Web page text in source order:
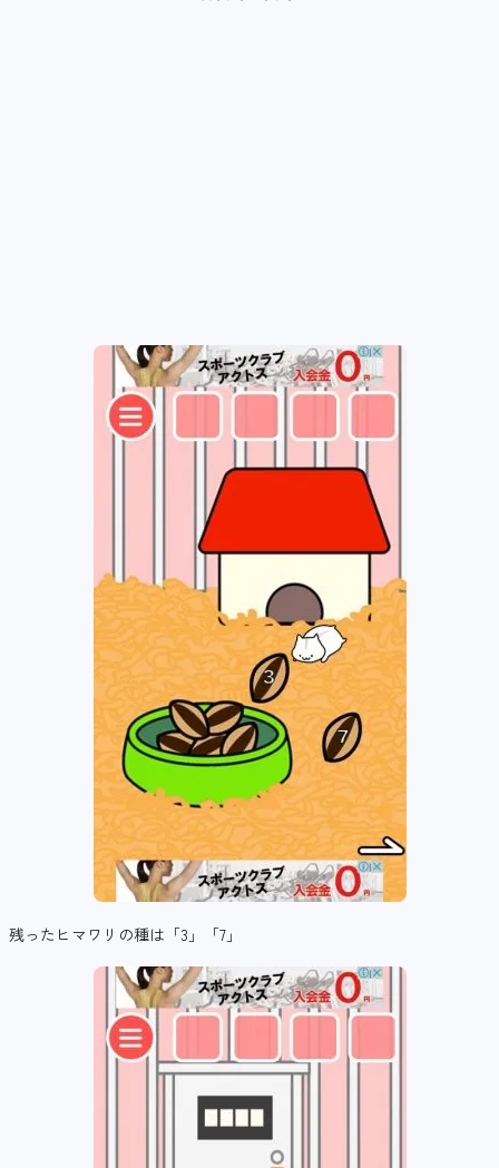
残ったヒマワリの種は「3」「7」